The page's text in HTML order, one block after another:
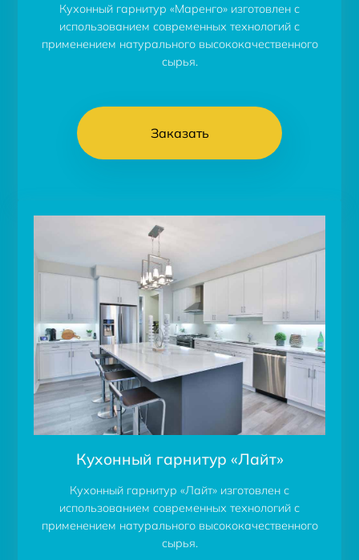
Кухонный гарнитур «Маренго» изготовлен с
использованием современных технологий с
применением натурального высококачественного
сырья.
Заказать
Кухонный гарнитур «Лайт»
Кухонный гарнитур «Лайт» изготовлен с
использованием современных технологий с
применением натурального высококачественного
сырья.